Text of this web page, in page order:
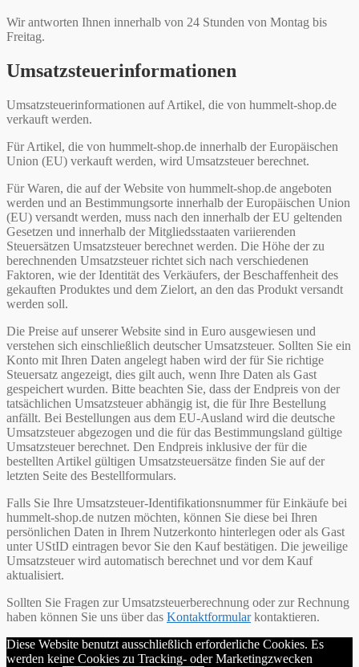
Wir antworten Ihnen innerhalb von 24 Stunden von Montag bis
Freitag.
Umsatzsteuerinformationen
Umsatzsteuerinformationen auf Artikel, die von hummelt-shop.de
verkauft werden.
Für Artikel, die von hummelt-shop.de innerhalb der Europäischen
Union (EU) verkauft werden, wird Umsatzsteuer berechnet.
Für Waren, die auf der Website von hummelt-shop.de angeboten
werden und an Bestimmungsorte innerhalb der Europäischen Union
(EU) versandt werden, muss nach den innerhalb der EU geltenden
Gesetzen und innerhalb der Mitgliedsstaaten variierenden
Steuersätzen Umsatzsteuer berechnet werden. Die Höhe der zu
berechnenden Umsatzsteuer richtet sich nach verschiedenen
Faktoren, wie der Identität des Verkäufers, der Beschaffenheit des
gekauften Produktes und dem Zielort, an den das Produkt versandt
werden soll.
Die Preise auf unserer Website sind in Euro ausgewiesen und
verstehen sich einschließlich deutscher Umsatzsteuer. Sollten Sie ein
Konto mit Ihren Daten angelegt haben wird der für Sie richtige
Steuersatz angezeigt, dies gilt auch, wenn Ihre Daten als Gast
gespeichert wurden. Bitte beachten Sie, dass der Endpreis von der
tatsächlichen Umsatzsteuer abhängig ist, die für Ihre Bestellung
anfällt. Bei Bestellungen aus dem EU-Ausland wird die deutsche
Umsatzsteuer abgezogen und die für das Bestimmungsland gültige
Umsatzsteuer berechnet. Den Endpreis inklusive der für die
bestellten Artikel gültigen Umsatzsteuersätze finden Sie auf der
letzten Seite des Bestellformulars.
Falls Sie Ihre Umsatzsteuer-Identifikationsnummer für Einkäufe bei
hummelt-shop.de nutzen möchten, können Sie diese bei Ihren
persönlichen Daten in Ihrem Nutzerkonto hinterlegen oder als Gast
unter UStID eintragen bevor Sie den Kauf bestätigen. Die jeweilige
Umsatzsteuer wird automatisch berechnet und vor dem Kauf
aktualisiert.
Sollten Sie Fragen zur Umsatzsteuerberechnung oder zur Rechnung
haben können Sie uns über das Kontaktformularkontaktieren.
Diese Website benutzt ausschließlich erforderliche Cookies. Es
werden keine Cookies zu Tracking- oder Marketingzwecken